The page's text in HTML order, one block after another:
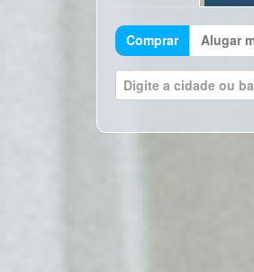
Comprar Alugar